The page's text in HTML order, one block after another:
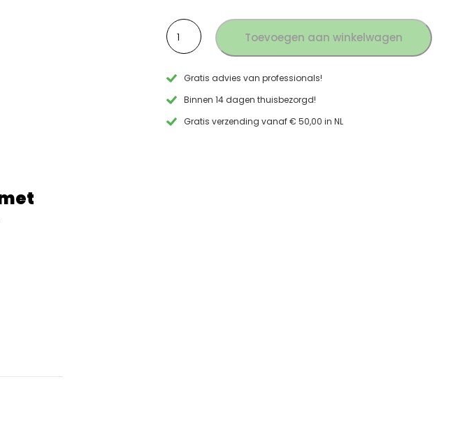
Inbouw
wastafel
kraan
geborsteld
RVS
Toevoegen aan winkelwagen
Gratis advies van professionals!
Binnen 14 dagen thuisbezorgd!
Gratis verzending vanaf € 50,00 in NL
en ben blij met de
besteld!”